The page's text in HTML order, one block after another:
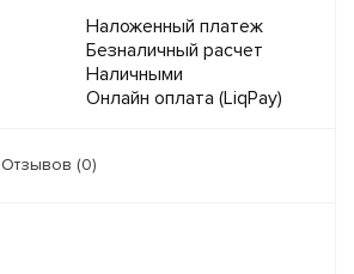
Наложенный платеж
Безналичный расчет
Наличными
Онлайн оплата (LiqPay)
Отзывов (0)